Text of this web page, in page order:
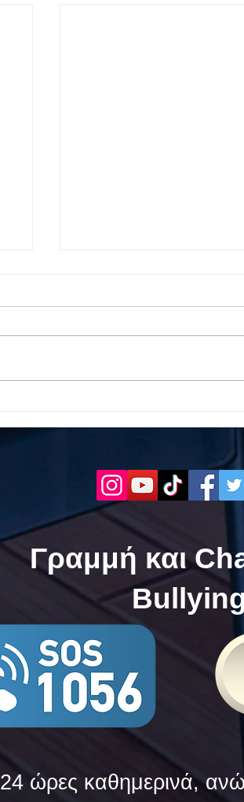
Τώρα" όλα τα σχολεία της
Ελλάδας ενώνουν τις
δυνάμεις τους ενάντια στο
Bullying
Γραμμή και
Bullying
24 ώρες καθημερινά,